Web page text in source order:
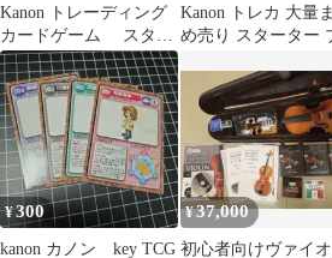
Kanon トレーディング
カードゲーム スター
ターパック
Kanon トレカ 大量
め売り スターター
¥300
kanon カノン key TCG
¥37,000
初心者向けヴァイオ